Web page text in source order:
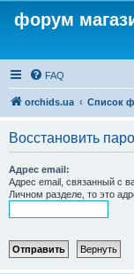
форум
FAQ
orchids.ua Список
Восстановить
Адрес email:
Адрес email, связанный с
Личном разделе, то это